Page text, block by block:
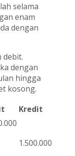
selama
enam
dengan
debit.
dengan
hingga
kosong.
Kredit
1.500.000